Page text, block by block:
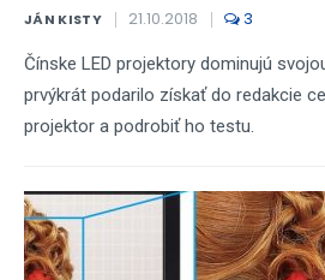
JÁN KISTY 21.10.2018 3
Čínske LED projektory dominujú
prvýkrát podarilo získať do redakcie
projektor a podrobiť ho testu.